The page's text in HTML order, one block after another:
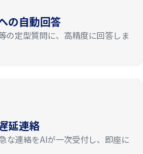
の自動回答
の定型質問に、高精度に回答しま
延連絡
な連絡をAIが一次受付し、即座に